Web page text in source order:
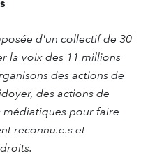
d'un collectif de 30
la voix des 11 millions
des actions de
des actions de
pour faire
reconnu.e.s et